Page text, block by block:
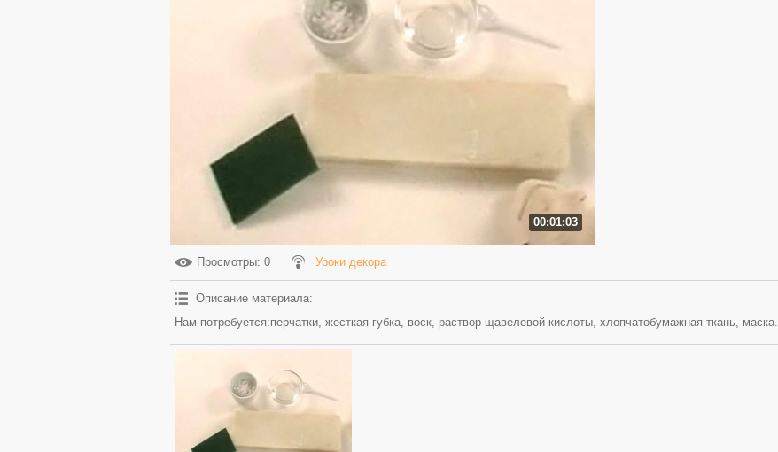
00:01:03
Просмотры: 0 Уроки декора
Описание материала:
Нам потребуется:перчатки, жесткая губка, воск, раствор щавелевой кислоты, хлопчатобумажная ткань, маска.